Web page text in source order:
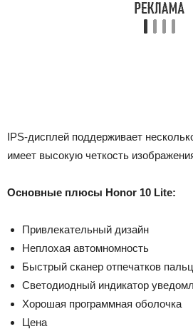
IPS-дисплей поддерживает
имеет высокую четкость
Основные плюсы Honor 10 Lite:
Привлекательный дизайн
Неплохая автомномность
Быстрый сканер отпечатков
Светодиодный индикатор
Хорошая программная оболочка
Цена